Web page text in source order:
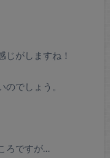
じがしますね！
でしょう。
ろですが…